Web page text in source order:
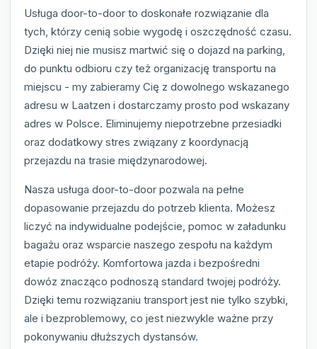
Usługa door-to-door to doskonałe rozwiązanie dla
tych, którzy cenią sobie wygodę i oszczędność czasu.
Dzięki niej nie musisz martwić się o dojazd na parking,
do punktu odbioru czy też organizację transportu na
miejscu - my zabieramy Cię z dowolnego wskazanego
adresu w Laatzen i dostarczamy prosto pod wskazany
adres w Polsce. Eliminujemy niepotrzebne przesiadki
oraz dodatkowy stres związany z koordynacją
przejazdu na trasie międzynarodowej.
Nasza usługa door-to-door pozwala na pełne
dopasowanie przejazdu do potrzeb klienta. Możesz
liczyć na indywidualne podejście, pomoc w załadunku
bagażu oraz wsparcie naszego zespołu na każdym
etapie podróży. Komfortowa jazda i bezpośredni
dowóz znacząco podnoszą standard twojej podróży.
Dzięki temu rozwiązaniu transport jest nie tylko szybki,
ale i bezproblemowy, co jest niezwykle ważne przy
pokonywaniu dłuższych dystansów.